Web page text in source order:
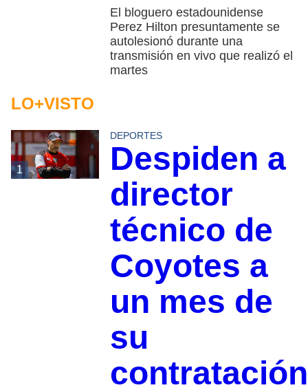
El bloguero estadounidense
Perez Hilton presuntamente se
autolesionó durante una
transmisión en vivo que realizó el
martes
LO+VISTO
1
DEPORTES
Despiden a
director
técnico de
Coyotes a
un mes de
su
contratación